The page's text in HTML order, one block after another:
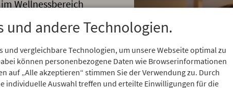
imWellnessbereich
zu erleben?
und den
und andere Technologien.
und vergleichbare Technologien, um unsere Webseite optimal zu
können personenbezogene Daten wie Browserinformationen
auf „Alle akzeptieren“ stimmen Sie der Verwendung zu. Durch
individuelle Auswahl treffen und erteilte Einwilligungen für die